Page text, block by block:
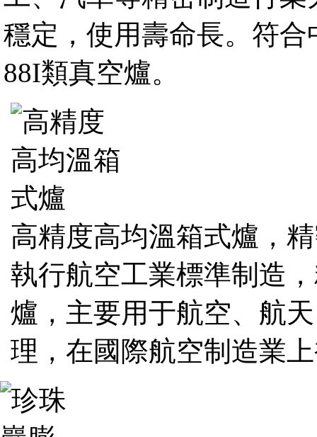
穩定，使用壽命長。符合
88I類真空爐。
高精度高均溫箱式爐，
執行航空工業標準制造
爐，主要用于航空、航
理，在國際航空制造業